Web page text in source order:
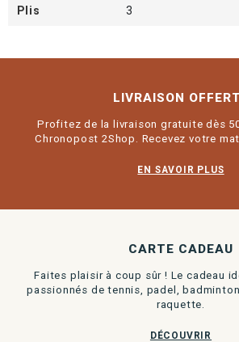
Plis 3
LIVRAISON
Profitez de la livraison gratuite dès
Chronopost 2Shop. Recevez votre
EN SAVOIR PLUS
CARTE CADEAU
Faites plaisir à coup sûr ! Le cadeau
passionnés de tennis, padel,
raquette.
DÉCOUVRIR